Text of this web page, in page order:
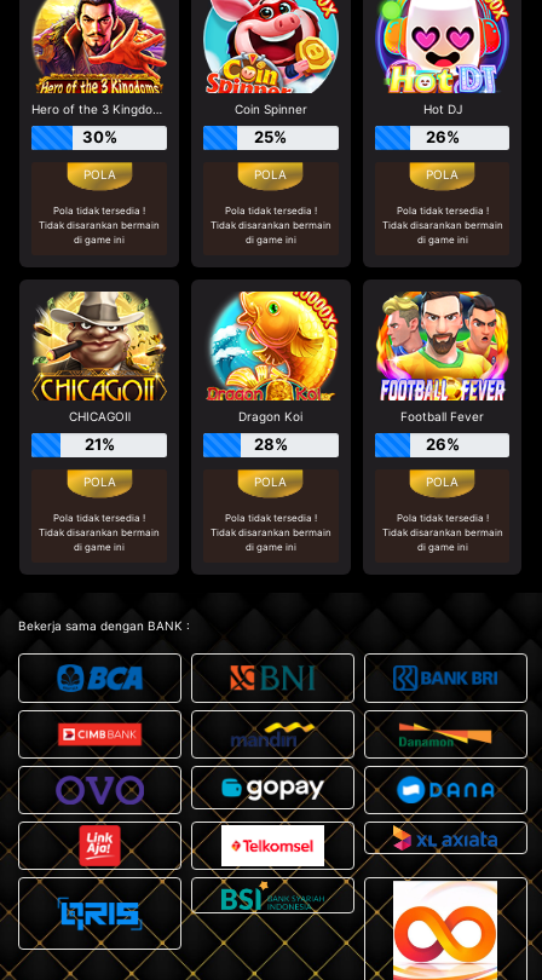
Hero of the 3 Kingdoms - Cao Cao
30%
Pola tidak tersedia !
Tidak disarankan bermain
di game ini
Coin Spinner
25%
Pola tidak tersedia !
Tidak disarankan bermain
di game ini
Hot DJ
26%
Pola tidak tersedia !
Tidak disarankan bermain
di game ini
CHICAGOⅡ
21%
Pola tidak tersedia !
Tidak disarankan bermain
di game ini
Dragon Koi
28%
Pola tidak tersedia !
Tidak disarankan bermain
di game ini
Football Fever
26%
Pola tidak tersedia !
Tidak disarankan bermain
di game ini
Bekerja sama dengan BANK :